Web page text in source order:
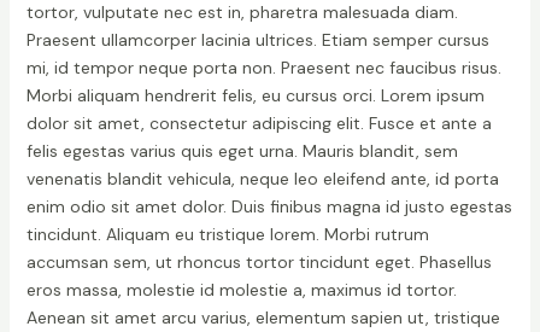
tortor, vulputate nec est in, pharetra malesuada diam.
Praesent ullamcorper lacinia ultrices. Etiam semper cursus
mi, id tempor neque porta non. Praesent nec faucibus risus.
Morbi aliquam hendrerit felis, eu cursus orci. Lorem ipsum
dolor sit amet, consectetur adipiscing elit. Fusce et ante a
felis egestas varius quis eget urna. Mauris blandit, sem
venenatis blandit vehicula, neque leo eleifend ante, id porta
enim odio sit amet dolor. Duis finibus magna id justo egestas
tincidunt. Aliquam eu tristique lorem. Morbi rutrum
accumsan sem, ut rhoncus tortor tincidunt eget. Phasellus
eros massa, molestie id molestie a, maximus id tortor.
Aenean sit amet arcu varius, elementum sapien ut, tristique